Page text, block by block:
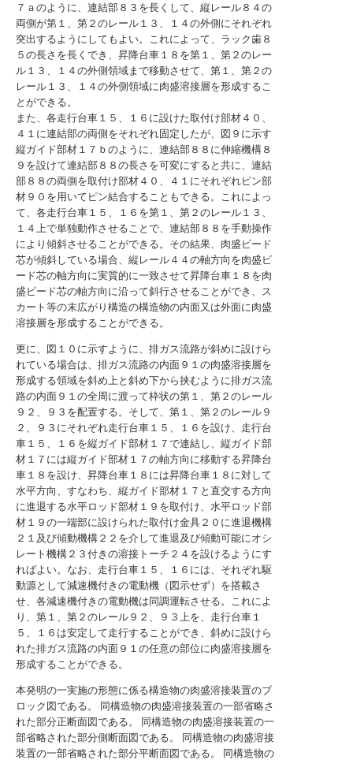
７ａのように、連結部８３を長くして、縦レール８４の
両側が第１、第２のレール１３、１４の外側にそれぞれ
突出するようにしてもよい。これによって、ラック歯８
５の長さを長くでき、昇降台車１８を第１、第２のレー
ル１３、１４の外側領域まで移動させて、第１、第２の
レール１３、１４の外側領域に肉盛溶接層を形成するこ
とができる。
また、各走行台車１５、１６に設けた取付け部材４０、
４１に連結部の両側をそれぞれ固定したが、図９に示す
縦ガイド部材１７ｂのように、連結部８８に伸縮機構８
９を設けて連結部８８の長さを可変にすると共に、連結
部８８の両側を取付け部材４０、４１にそれぞれピン部
材９０を用いてピン結合することもできる。これによっ
て、各走行台車１５、１６を第１、第２のレール１３、
１４上で単独動作させることで、連結部８８を手動操作
により傾斜させることができる。その結果、肉盛ビード
芯が傾斜している場合、縦レール４４の軸方向を肉盛ビ
ード芯の軸方向に実質的に一致させて昇降台車１８を肉
盛ビード芯の軸方向に沿って斜行させることができ、ス
カート等の末広がり構造の構造物の内面又は外面に肉盛
溶接層を形成することができる。
更に、図１０に示すように、排ガス流路が斜めに設けら
れている場合は、排ガス流路の内面９１の肉盛溶接層を
形成する領域を斜め上と斜め下から挟むように排ガス流
路の内面９１の全周に渡って枠状の第１、第２のレール
９２、９３を配置する。そして、第１、第２のレール９
２、９３にそれぞれ走行台車１５、１６を設け、走行台
車１５、１６を縦ガイド部材１７で連結し、縦ガイド部
材１７には縦ガイド部材１７の軸方向に移動する昇降台
車１８を設け、昇降台車１８には昇降台車１８に対して
水平方向、すなわち、縦ガイド部材１７と直交する方向
に進退する水平ロッド部材１９を取付け、水平ロッド部
材１９の一端部に設けられた取付け金具２０に進退機構
２１及び傾動機構２２を介して進退及び傾動可能にオシ
レート機構２３付きの溶接トーチ２４を設けるようにす
ればよい。なお、走行台車１５、１６には、それぞれ駆
動源として減速機付きの電動機（図示せず）を搭載さ
せ、各減速機付きの電動機は同調運転させる。これによ
り、第１、第２のレール９２、９３上を、走行台車１
５、１６は安定して走行することができ、斜めに設けら
れた排ガス流路の内面９１の任意の部位に肉盛溶接層を
形成することができる。
本発明の一実施の形態に係る構造物の肉盛溶接装置のブ
ロック図である。
同構造物の肉盛溶接装置の一部省略さ
れた部分正断面図である。
同構造物の肉盛溶接装置の一
部省略された部分側断面図である。
同構造物の肉盛溶接
装置の一部省略された部分平断面図である。
同構造物の